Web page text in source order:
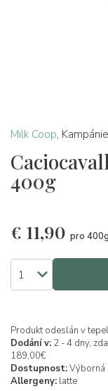
Milk Coop, Kampánie
400g
€ 11,90 pro
Produkt odeslán v
Dodání v: 2 - 4 dny,
189,00€
Dostupnost:Výborná
Allergeny: latte